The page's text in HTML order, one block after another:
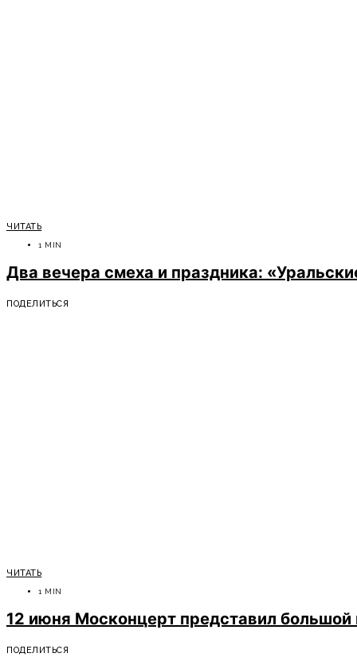
ЧИТАТЬ
1 MIN
Два вечера смеха и праздника:
ПОДЕЛИТЬСЯ
ЧИТАТЬ
1 MIN
12 июня Москонцерт представил
ПОДЕЛИТЬСЯ